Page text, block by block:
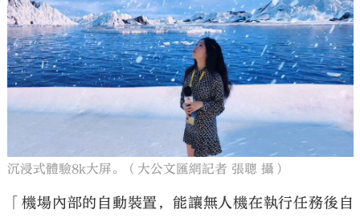
沉浸式體驗8k大屏。（大公文匯網記者 張聰 攝）
「機場內部的自動裝置，能讓無人機在執行任務後自